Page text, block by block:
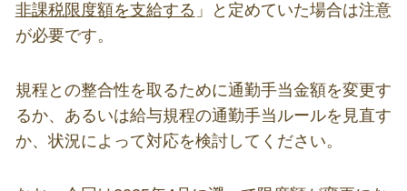
非課税限度額を支給する 」と定めていた場合は注意
が必要です。
規程との整合性を取るために通勤手当金額を変更す
るか、あるいは給与規程の通勤手当ルールを見直す
か、状況によって対応を検討してください。